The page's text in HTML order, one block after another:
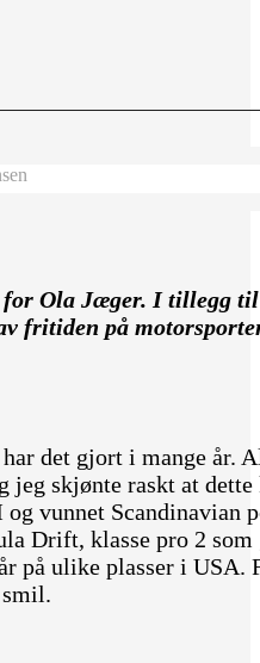
for Ola Jæger. I tillegg
fritiden på
det gjort i mange år.
skjønte raskt at
vunnet Scandinavian
Drift, klasse pro 2
på ulike plasser i USA.
smil.